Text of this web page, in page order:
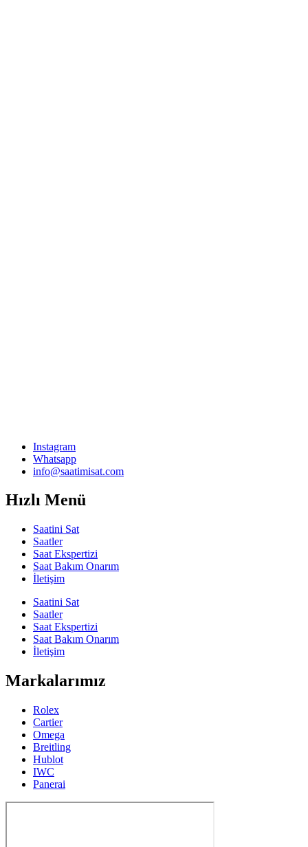
Instagram
Whatsapp
info@saatimisat.com
Hızlı Menü
Saatini Sat
Saatler
Saat Ekspertizi
Saat Bakım Onarım
İletişim
Saatini Sat
Saatler
Saat Ekspertizi
Saat Bakım Onarım
İletişim
Markalarımız
Rolex
Cartier
Omega
Breitling
Hublot
IWC
Panerai